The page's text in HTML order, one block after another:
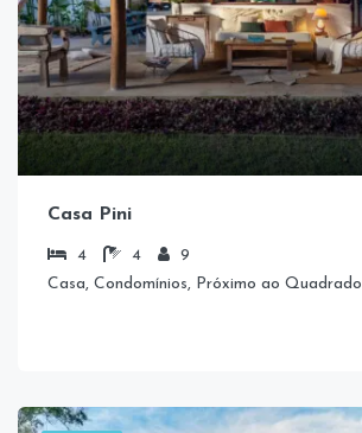
Casa Pini
4 4
9
Casa, Condomínios, Próximo ao Quadrado